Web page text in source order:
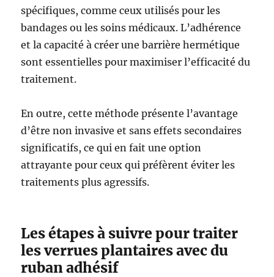
spécifiques, comme ceux utilisés pour les
bandages ou les soins médicaux. L’adhérence
et la capacité à créer une barrière hermétique
sont essentielles pour maximiser l’efficacité du
traitement.
En outre, cette méthode présente l’avantage
d’être non invasive et sans effets secondaires
significatifs, ce qui en fait une option
attrayante pour ceux qui préfèrent éviter les
traitements plus agressifs.
Les étapes à suivre pour traiter
les verrues plantaires avec du
ruban adhésif